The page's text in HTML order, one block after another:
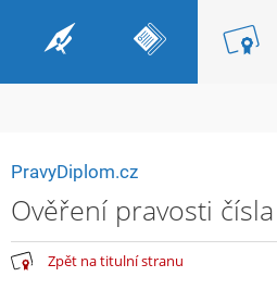
PravyDiplom.cz
Ověření pravosti
Zpět na titulní stranu